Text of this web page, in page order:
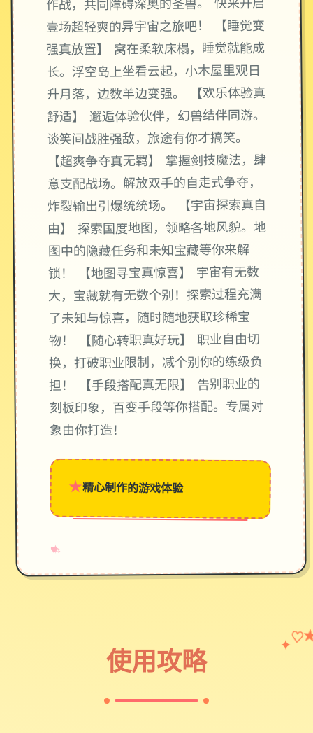
作战，共同障碍深奥的圣兽。 快来开启
壹场超轻爽的异宇宙之旅吧！ 【睡觉变
强真放置】 窝在柔软床榻，睡觉就能成
长。浮空岛上坐看云起，小木屋里观日
升月落，边数羊边变强。 【欢乐体验真
舒适】 邂逅体验伙伴，幻兽结伴同游。
谈笑间战胜强敌，旅途有你才搞笑。
【超爽争夺真无羁】 掌握剑技魔法，肆
意支配战场。解放双手的自走式争夺，
炸裂输出引爆统统场。 【宇宙探索真自
由】 探索国度地图，领略各地风貌。地
图中的隐藏任务和未知宝藏等你来解
锁！ 【地图寻宝真惊喜】 宇宙有无数
大，宝藏就有无数个别！探索过程充满
了未知与惊喜，随时随地获取珍稀宝
物！ 【随心转职真好玩】 职业自由切
换，打破职业限制，减个别你的练级负
担！ 【手段搭配真无限】 告别职业的
刻板印象，百变手段等你搭配。专属对
象由你打造！
★精心制作的游戏体验
♥
✧
→
使用攻略
✦♡